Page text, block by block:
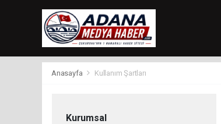
Anasayfa Kullanım Şartları
Kurumsal